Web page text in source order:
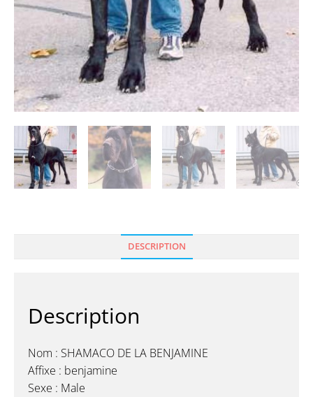
DESCRIPTION
Description
Nom : SHAMACO DE LA BENJAMINE
Affixe : benjamine
Sexe : Male